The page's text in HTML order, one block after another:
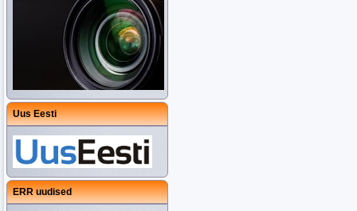
Uus Eesti
ERR uudised